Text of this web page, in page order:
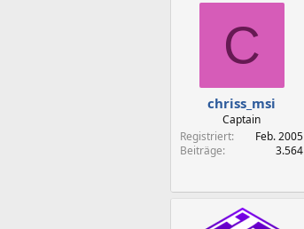
C
chriss_msi
Captain
Registriert
Feb. 2005
Beiträge
3.564